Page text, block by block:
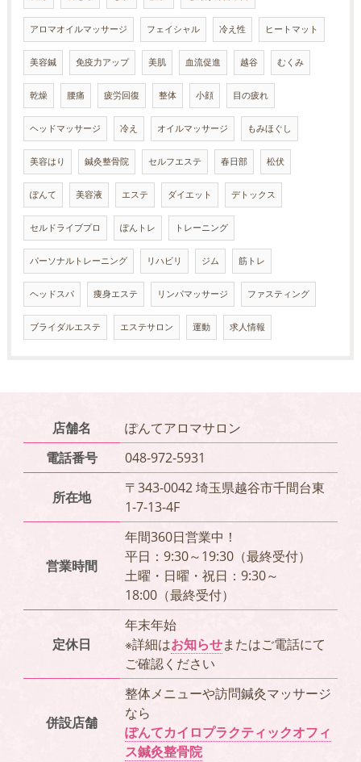
アロマオイルマッサージ フェイシャル 冷え性 ヒートマット
美容鍼 免疫力アップ 美肌 血流促進 越谷 むくみ
乾燥 腰痛 疲労回復 整体 小顔 目の疲れ
ヘッドマッサージ 冷え オイルマッサージ もみほぐし
美容はり 鍼灸整骨院 セルフエステ 春日部 松伏
ぽんて 美容液 エステ ダイエット デトックス
セルドライブプロ ぽんトレ トレーニング
パーソナルトレーニング リハビリ ジム 筋トレ
ヘッドスパ 痩身エステ リンパマッサージ ファスティング
ブライダルエステ エステサロン 運動 求人情報
店舗名
ぽんてアロマサロン
電話番号
048-972-5931
所在地
〒343-0042 埼玉県越谷市千間台東
1-7-13-4F
営業時間
年間360日営業中！
平日：9:30～19:30（最終受付）
土曜・日曜・祝日：9:30～
18:00（最終受付）
定休日
年末年始
※詳細はお知らせまたはご電話にて
ご確認ください
併設店舗
整体メニューや訪問鍼灸マッサージ
なら
ぽんてカイロプラクティックオフィ
ス鍼灸整骨院